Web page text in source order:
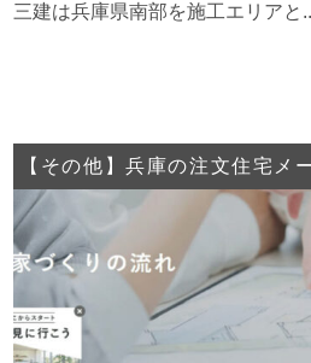
三建は兵庫県南部を施工エリアと
【その他】兵庫の注文住宅メ